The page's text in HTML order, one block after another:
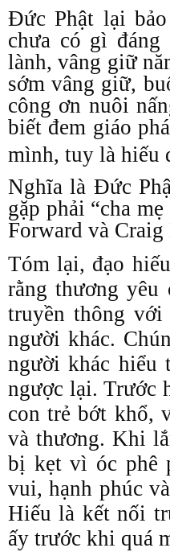
Đức Phật lại
chưa có gì
lành, vâng giữ
sớm vâng giữ,
công ơn nuôi
biết đem giáo
mình, tuy là hiếu
Nghĩa là Đức
gặp phải “cha
Forward và Craig
Tóm lại, đạo
rằng thương
truyền thông
người khác.
người khác hiểu
ngược lại. Trước
con trẻ bớt khổ,
và thương. Khi
bị kẹt vì óc phê
vui, hạnh phúc
Hiếu là kết nối
ấy trước khi quá